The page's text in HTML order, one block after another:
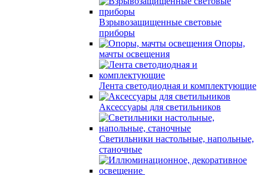
Взрывозащищенные световые
приборы
Опоры,
мачты освещения
Лента светодиодная и комплектующие
Аксессуары для светильников
Светильники настольные, напольные,
станочные